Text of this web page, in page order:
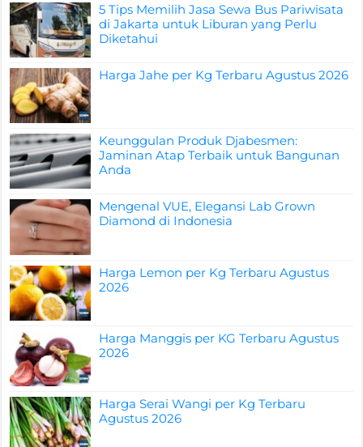
5 Tips Memilih Jasa Sewa Bus Pariwisata
di Jakarta untuk Liburan yang Perlu
Diketahui
Harga Jahe per Kg Terbaru Agustus 2026
Keunggulan Produk Djabesmen:
Jaminan Atap Terbaik untuk Bangunan
Anda
Mengenal VUE, Elegansi Lab Grown
Diamond di Indonesia
Harga Lemon per Kg Terbaru Agustus
2026
Harga Manggis per KG Terbaru Agustus
2026
Harga Serai Wangi per Kg Terbaru
Agustus 2026